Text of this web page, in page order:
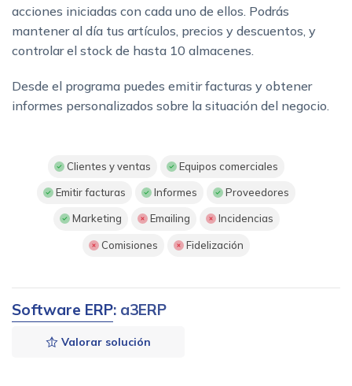
acciones iniciadas con cada uno de ellos. Podrás
mantener al día tus artículos, precios y descuentos, y
controlar el stock de hasta 10 almacenes.
Desde el programa puedes emitir facturas y obtener
informes personalizados sobre la situación del negocio.
Clientes y ventas Equipos comerciales
Emitir facturas Informes Proveedores
Marketing Emailing Incidencias
Comisiones Fidelización
Software ERP: a3ERP
Valorar solución